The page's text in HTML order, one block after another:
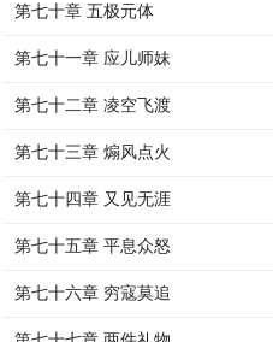
第七十章 五极元体
第七十一章 应儿师妹
第七十二章 凌空飞渡
第七十三章 煽风点火
第七十四章 又见无涯
第七十五章 平息众怒
第七十六章 穷寇莫追